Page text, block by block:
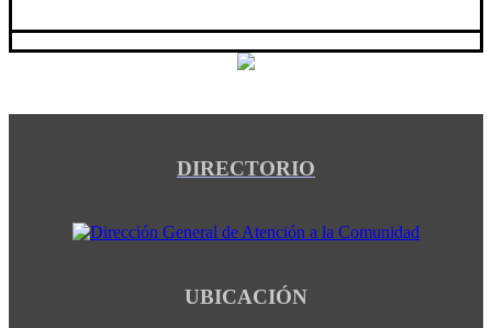
DIRECTORIO
UBICACIÓN